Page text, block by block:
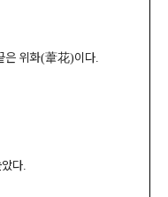
은 위화(葦花)이다.
다.